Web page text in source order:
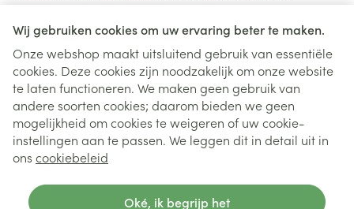
Wij gebruiken cookies om uw ervaring beter te maken.
Onze webshop maakt uitsluitend gebruik van essentiële
cookies. Deze cookies zijn noodzakelijk om onze website
te laten functioneren. We maken geen gebruik van
andere soorten cookies; daarom bieden we geen
mogelijkheid om cookies te weigeren of uw cookie-
instellingen aan te passen. We leggen dit in detail uit in
ons cookiebeleid
Oké, ik begrijp het
Juridische links